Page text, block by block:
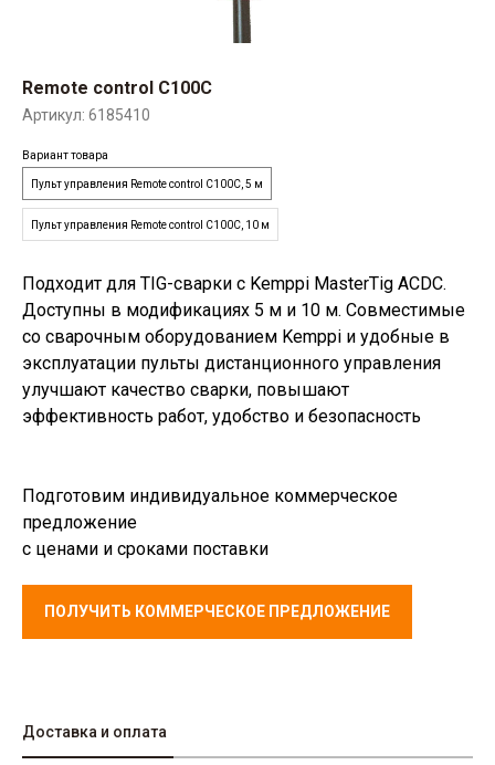
Remote control C100C
Артикул: 6185410
Вариант товара
Пульт управления Remote control C100C, 5 м
Пульт управления Remote control C100C, 10 м
Подходит для TIG-сварки с Kemppi MasterTig ACDC.
Доступны в модификациях 5 м и 10 м. Совместимые
со сварочным оборудованием Kemppi и удобные в
эксплуатации пульты дистанционного управления
улучшают качество сварки, повышают
эффективность работ, удобство и безопасность
Подготовим индивидуальное коммерческое
предложение
с ценами и сроками поставки
ПОЛУЧИТЬ КОММЕРЧЕСКОЕ ПРЕДЛОЖЕНИЕ
Доставка и оплата